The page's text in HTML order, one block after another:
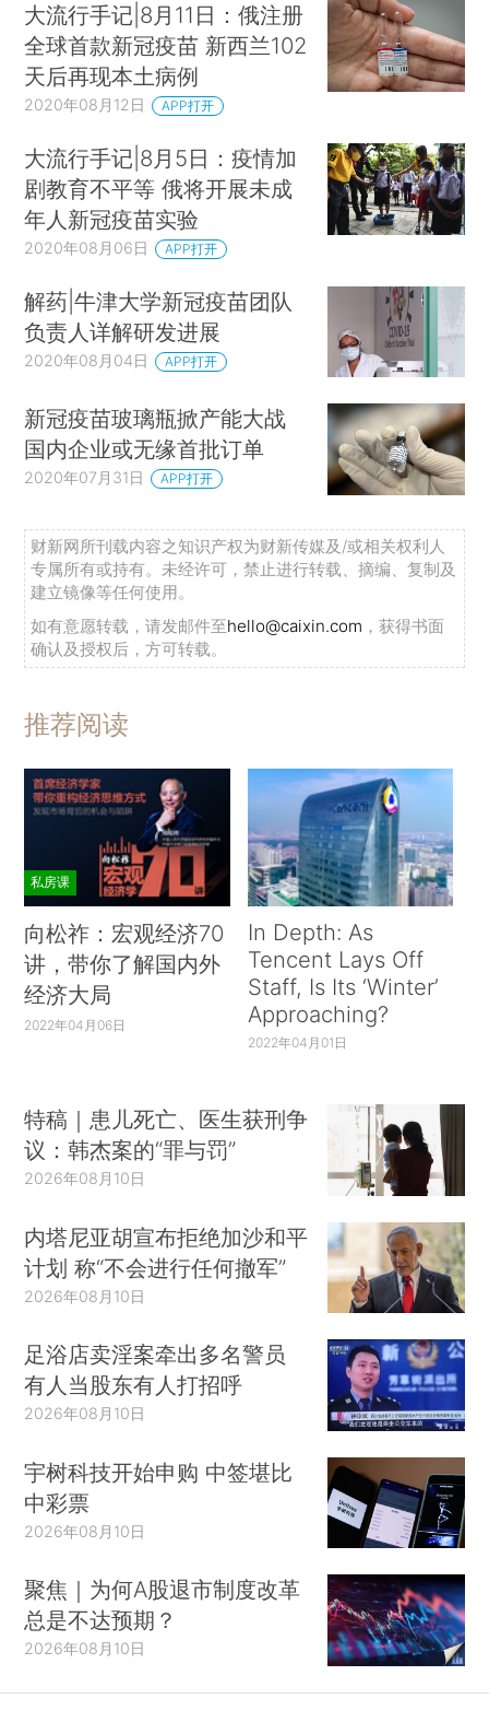
大流行手记|8月11日：俄注册
全球首款新冠疫苗 新西兰102
天后再现本土病例
2020年08月12日 APP打开
大流行手记|8月5日：疫情加
剧教育不平等 俄将开展未成
年人新冠疫苗实验
2020年08月06日 APP打开
解药|牛津大学新冠疫苗团队
负责人详解研发进展
2020年08月04日 APP打开
新冠疫苗玻璃瓶掀产能大战
国内企业或无缘首批订单
2020年07月31日 APP打开
财新网所刊载内容之知识产权为财新传媒及/或相关权利人
专属所有或持有。未经许可，禁止进行转载、摘编、复制及
建立镜像等任何使用。
如有意愿转载，请发邮件至hello@caixin.com ，获得书面
确认及授权后，方可转载。
推荐阅读
私房课
向松祚：宏观经济70
讲，带你了解国内外
经济大局
2022年04月06日
In Depth: As
Tencent Lays Off
Staff, Is Its ‘Winter’
Approaching?
2022年04月01日
特稿｜患儿死亡、医生获刑争
议：韩杰案的“罪与罚”
2026年08月10日
内塔尼亚胡宣布拒绝加沙和平
计划 称“不会进行任何撤军”
2026年08月10日
足浴店卖淫案牵出多名警员
有人当股东有人打招呼
2026年08月10日
宇树科技开始申购 中签堪比
中彩票
2026年08月10日
聚焦｜为何A股退市制度改革
总是不达预期？
2026年08月10日